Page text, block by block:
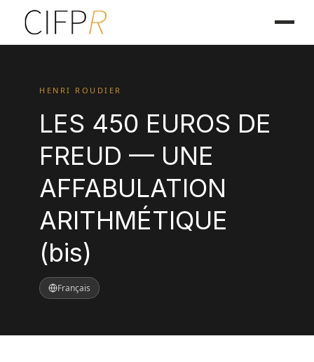
HENRI ROUDIER
LES 450 EUROS DE
FREUD — UNE
AFFABULATION
ARITHMÉTIQUE
(bis)
Français